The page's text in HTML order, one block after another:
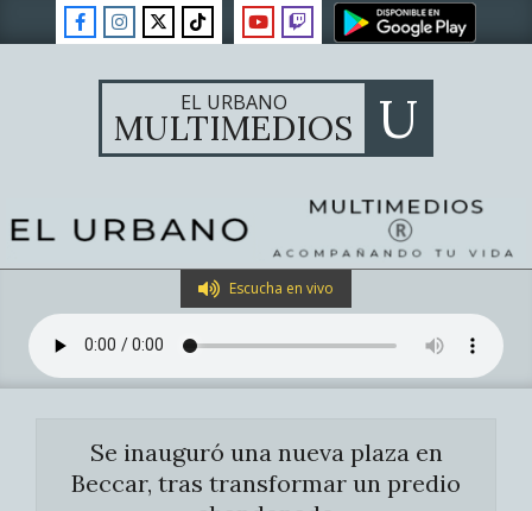
to
EL URBANO
MULTIMEDIOS U
Navigation
Menu
Escucha en vivo
Se inauguró una nueva plaza en
Beccar, tras transformar un predio